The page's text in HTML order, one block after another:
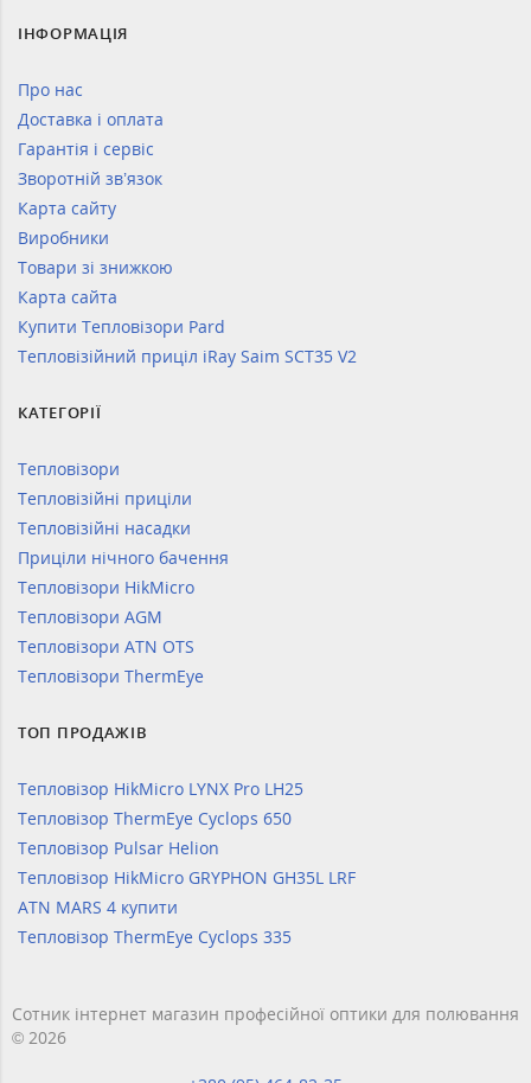
ІНФОРМАЦІЯ
Про нас
Доставка і оплата
Гарантія і сервіс
Зворотній зв’язок
Карта сайту
Виробники
Товари зі знижкою
Карта сайта
Купити Тепловізори Pard
Тепловізійний приціл iRay Saim SCT35 V2
КАТЕГОРІЇ
Тепловізори
Тепловізійні приціли
Тепловізійні насадки
Приціли нічного бачення
Тепловізори HikMicro
Тепловізори AGM
Тепловізори ATN OTS
Тепловізори ThermEye
ТОП ПРОДАЖІВ
Тепловізор HikMicro LYNX Pro LH25
Тепловізор ThermEye Cyclops 650
Тепловізор Pulsar Helion
Тепловізор HikMicro GRYPHON GH35L LRF
ATN MARS 4 купити
Тепловізор ThermEye Cyclops 335
Сотник інтернет магазин професійної оптики для полювання
© 2026